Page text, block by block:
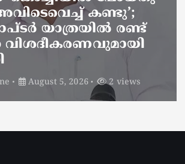
‘ഖേദം
പറയാൻ
പറഞ്ഞത്’;
ജോൺ
August 5, 2026 4 views